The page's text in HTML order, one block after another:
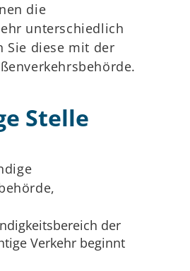
die
unterschiedlich
Sie diese mit der
Stelle
der
Verkehr beginnt